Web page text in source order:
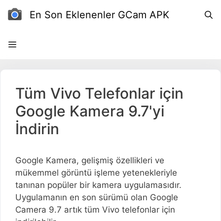
İçeriğe
atla
En Son Eklenenler GCam APK
Tüm Vivo Telefonlar için
Google Kamera 9.7'yi
İndirin
Google Kamera, gelişmiş özellikleri ve
mükemmel görüntü işleme yetenekleriyle
tanınan popüler bir kamera uygulamasıdır.
Uygulamanın en son sürümü olan Google
Camera 9.7 artık tüm Vivo telefonlar için